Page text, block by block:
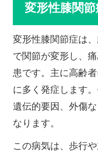
変形性膝関節
変形性膝関節症は
で関節が変形し、
患です。主に高齢
に多く発症します
遺伝的要因、外傷
なります。
この病気は、歩行